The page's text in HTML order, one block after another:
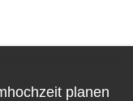
planen